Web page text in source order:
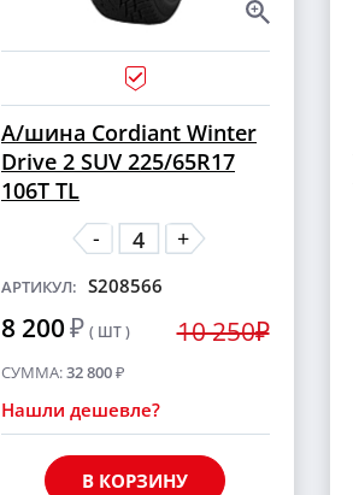
А/шина Cordiant Winter
Drive 2 SUV 225/65R17
106T TL
-
+
АРТИКУЛ: S208566
8 200₽ ( ШТ ) 10 250₽
СУММА:32 800₽
Нашли дешевле?
В КОРЗИНУ